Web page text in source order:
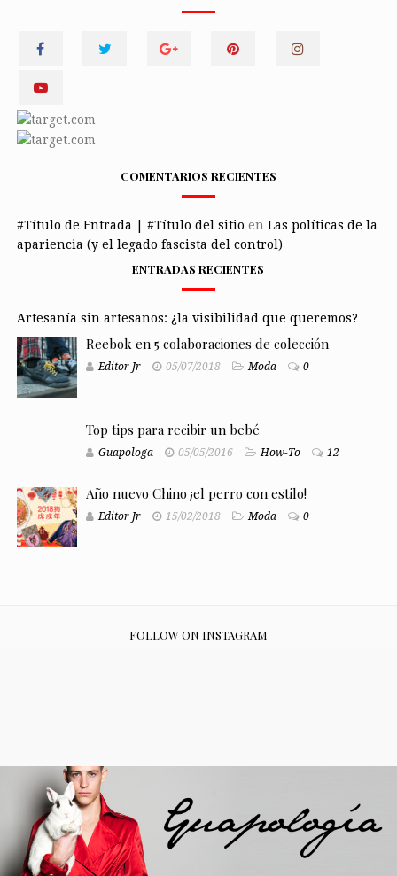
COMENTARIOS RECIENTES
#Título de Entrada | #Título del sitio en Las políticas de la
apariencia (y el legado fascista del control)
ENTRADAS RECIENTES
Artesanía sin artesanos: ¿la visibilidad que queremos?
Reebok en 5 colaboraciones de colección
Editor Jr 05/07/2018 Moda 0
Top tips para recibir un bebé
Guapologa 05/05/2016 How-To 12
Año nuevo Chino ¡el perro con estilo!
Editor Jr 15/02/2018 Moda 0
FOLLOW ON INSTAGRAM